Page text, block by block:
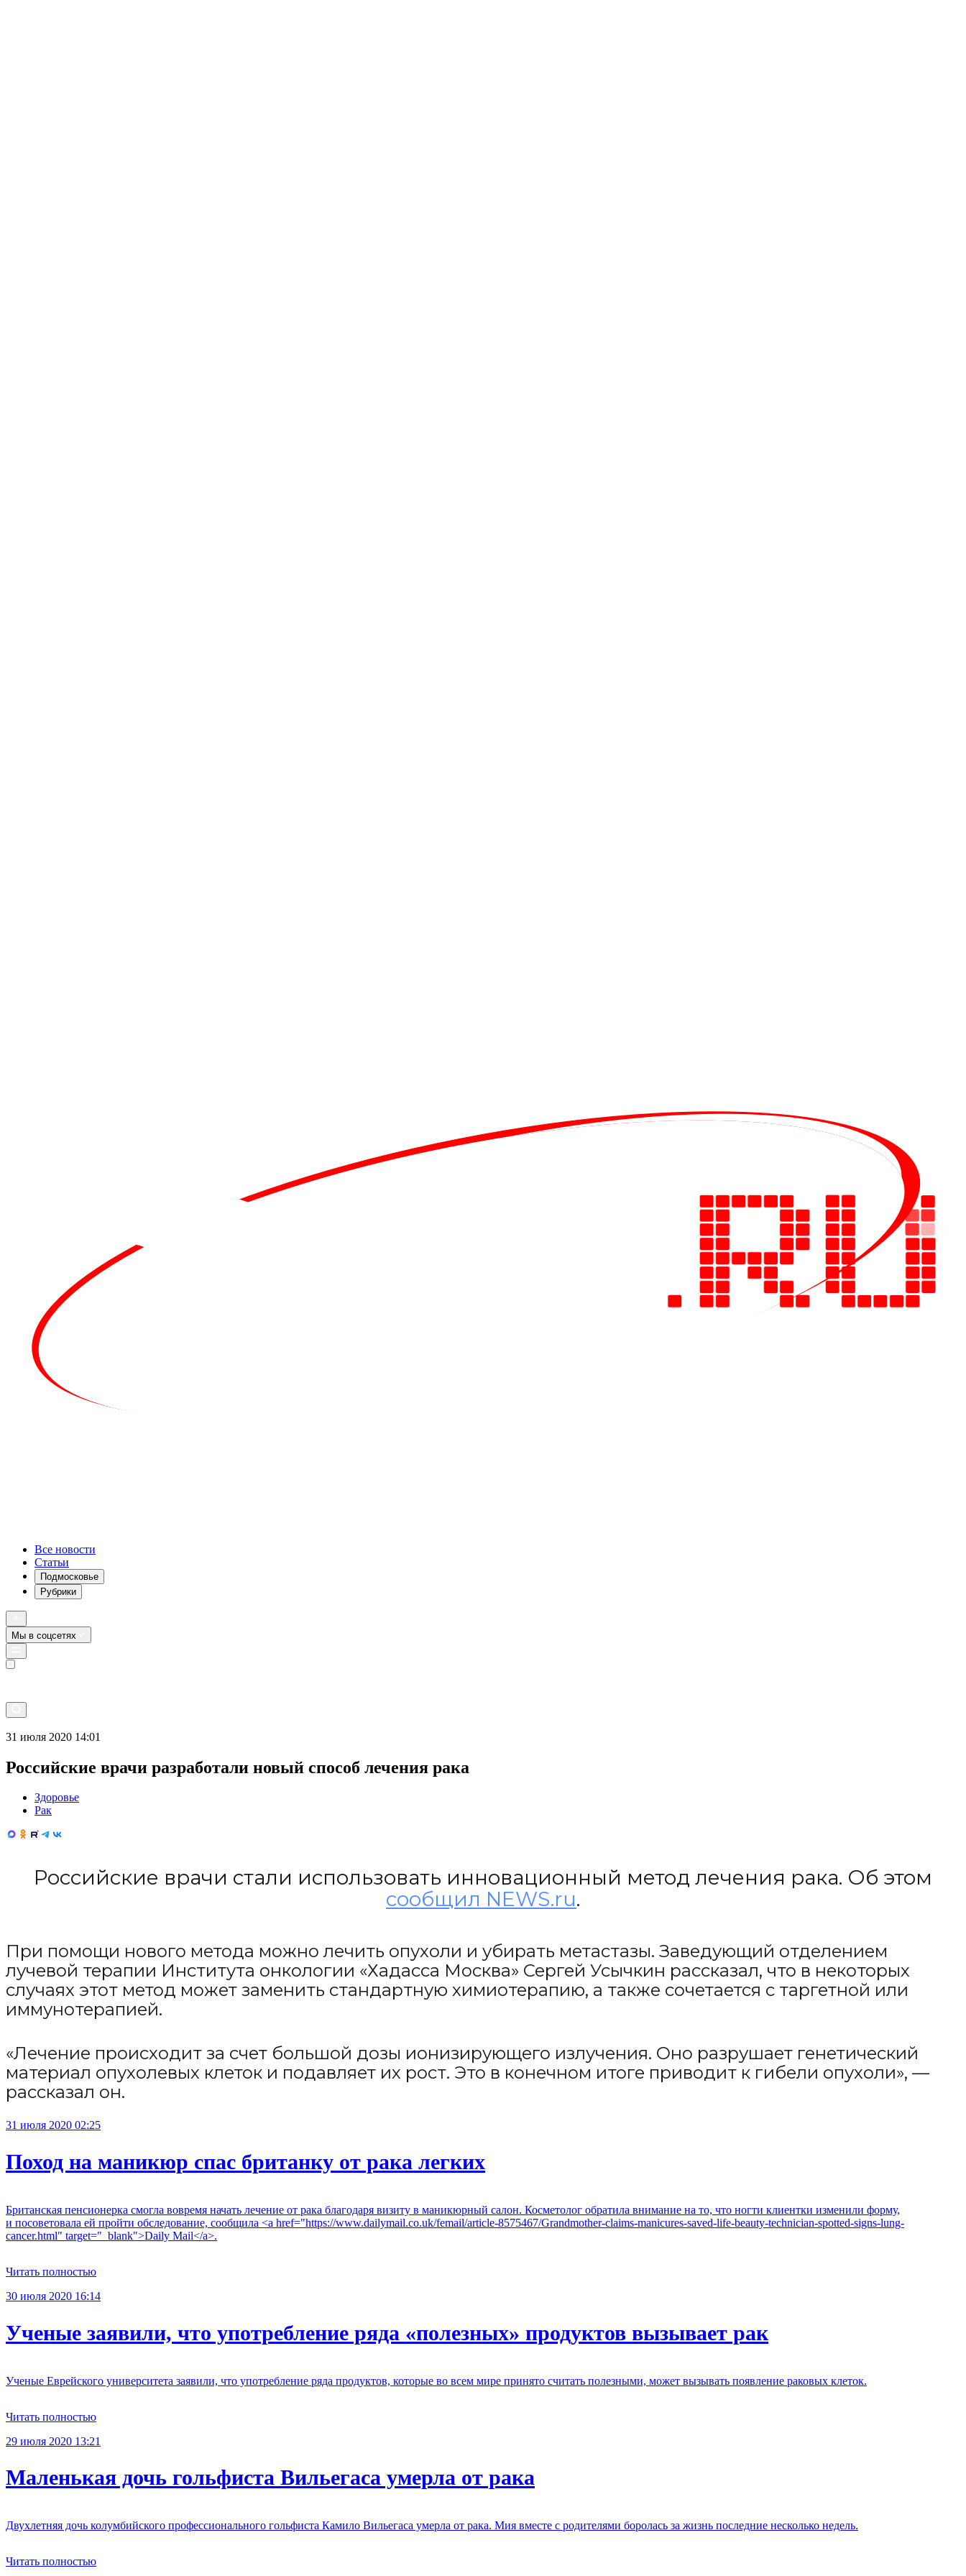
Все новости
Статьи
Подмосковье
Рубрики
Мы в соцсетях
31 июля 2020 14:01
Российские врачи разработали новый способ лечения рака
Здоровье
Рак
Российские врачи стали использовать инновационный метод лечения рака. Об этом
сообщил NEWS.ru.
При помощи нового метода можно лечить опухоли и убирать метастазы. Заведующий отделением
лучевой терапии Института онкологии «Хадасса Москва» Сергей Усычкин рассказал, что в некоторых
случаях этот метод может заменить стандартную химиотерапию, а также сочетается с таргетной или
иммунотерапией.
«Лечение происходит за счет большой дозы ионизирующего излучения. Оно разрушает генетический
материал опухолевых клеток и подавляет их рост. Это в конечном итоге приводит к гибели опухоли», —
рассказал он.
31 июля 2020 02:25
Поход на маникюр спас британку от рака легких
Британская пенсионерка смогла вовремя начать лечение от рака благодаря визиту в маникюрный салон. Косметолог обратила внимание на то, что ногти клиентки изменили форму,
и посоветовала ей пройти обследование, сообщила <a href="https://www.dailymail.co.uk/femail/article-8575467/Grandmother-claims-manicures-saved-life-beauty-technician-spotted-signs-lung-
cancer.html" target="_blank">Daily Mail</a>.
Читать полностью
30 июля 2020 16:14
Ученые заявили, что употребление ряда «полезных» продуктов вызывает рак
Ученые Еврейского университета заявили, что употребление ряда продуктов, которые во всем мире принято считать полезными, может вызывать появление раковых клеток.
Читать полностью
29 июля 2020 13:21
Маленькая дочь гольфиста Вильегаса умерла от рака
Двухлетняя дочь колумбийского профессионального гольфиста Камило Вильегаса умерла от рака. Мия вместе с родителями боролась за жизнь последние несколько недель.
Читать полностью